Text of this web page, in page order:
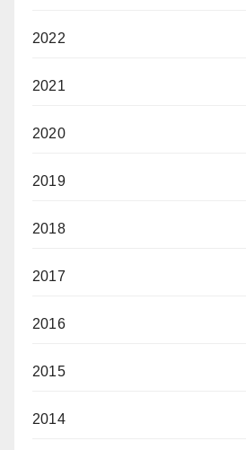
2022
2021
2020
2019
2018
2017
2016
2015
2014